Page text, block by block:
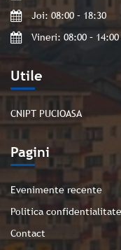
Utile
CNIPT PUCIOASA
Pagini
Evenimente recente
Politica confidentialitate
Contact
Joi: 08:00 – 18:30
Vineri: 08:00 – 14:00